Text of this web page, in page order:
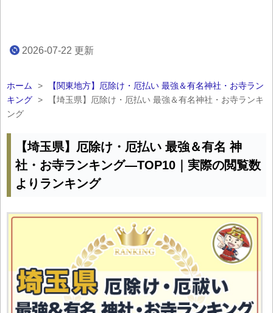
2026-07-22 更新
ホーム >
【関東地方】厄除け・厄払い 最強＆有名神社・お寺ラン
キング >
【埼玉県】厄除け・厄払い 最強＆有名神社・お寺ランキ
ング
【埼玉県】厄除け・厄払い 最強＆有名 神
社・お寺ランキング―TOP10｜実際の閲覧数
よりランキング